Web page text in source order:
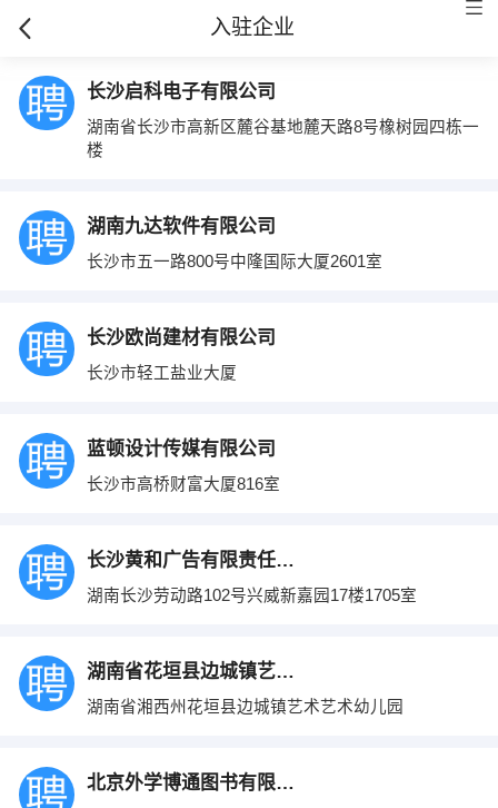
入驻企业
长沙启科电子有限公司
湖南省长沙市高新区麓谷基地麓天路8号橡树园四栋一
楼
湖南九达软件有限公司
长沙市五一路800号中隆国际大厦2601室
长沙欧尚建材有限公司
长沙市轻工盐业大厦
蓝顿设计传媒有限公司
长沙市高桥财富大厦816室
长沙黄和广告有限责任公司
湖南长沙劳动路102号兴威新嘉园17楼1705室
湖南省花垣县边城镇艺术幼儿园
湖南省湘西州花垣县边城镇艺术艺术幼儿园
北京外学博通图书有限公司